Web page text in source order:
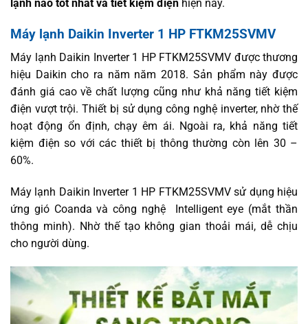
lạnh nào tốt nhất và tiết kiệm điện hiện nay.
Máy lạnh Daikin Inverter 1 HP FTKM25SVMV
Máy lạnh Daikin Inverter 1 HP FTKM25SVMV được thương
hiệu Daikin cho ra năm năm 2018. Sản phẩm này được
đánh giá cao về chất lượng cũng như khả năng tiết kiệm
điện vượt trội. Thiết bị sử dụng công nghệ inverter, nhờ thế
hoạt động ổn định, chạy êm ái. Ngoài ra, khả năng tiết
kiệm điện so với các thiết bị thông thường còn lên 30 –
60%.
Máy lạnh Daikin Inverter 1 HP FTKM25SVMV sử dụng hiệu
ứng gió Coanda và công nghệ Intelligent eye (mắt thần
thông minh). Nhờ thế tạo không gian thoải mái, dễ chịu
cho người dùng.